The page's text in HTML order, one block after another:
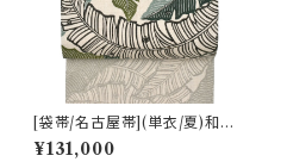
[袋帯/名古屋帯](単衣/夏)和染
紅型 栗山吉三郎 謹製 芭蕉葉
本麻 日本製(商品番号:22388)
¥131,000